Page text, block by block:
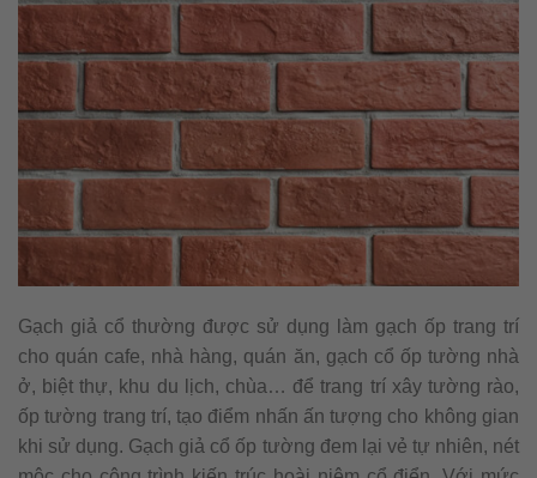
Gạch giả cổ thường được sử dụng làm gạch ốp trang trí
cho quán cafe, nhà hàng, quán ăn, gạch cổ ốp tường nhà
ở, biệt thự, khu du lịch, chùa… để trang trí xây tường rào,
ốp tường trang trí, tạo điểm nhấn ấn tượng cho không gian
khi sử dụng. Gạch giả cổ ốp tường đem lại vẻ tự nhiên, nét